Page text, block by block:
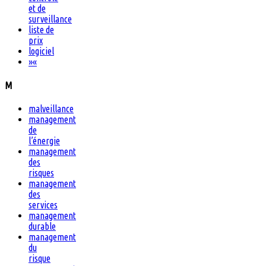
et de
surveillance
liste de
prix
logiciel
»«
M
malveillance
management
de
l’énergie
management
des
risques
management
des
services
management
durable
management
du
risque